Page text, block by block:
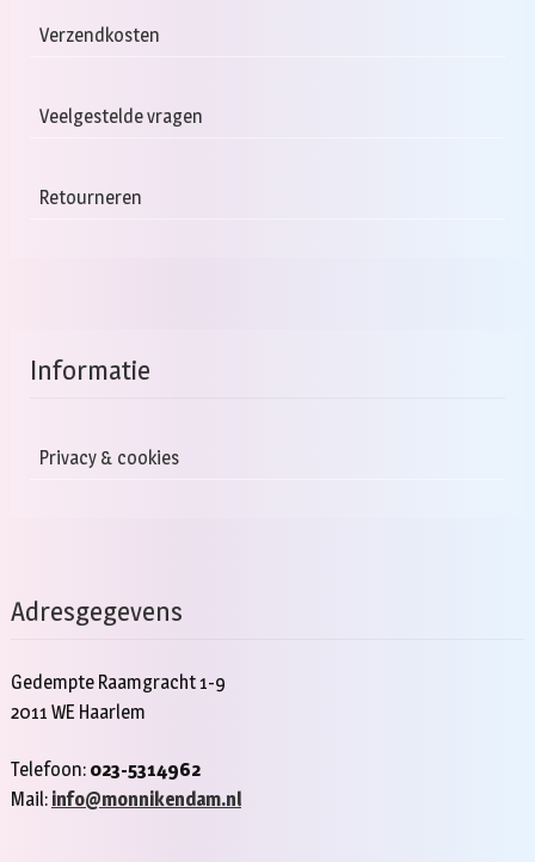
Verzendkosten
Veelgestelde vragen
Retourneren
Informatie
Privacy & cookies
Adresgegevens
Gedempte Raamgracht 1-9
2011 WE Haarlem
Telefoon: 023-5314962
Mail: info@monnikendam.nl